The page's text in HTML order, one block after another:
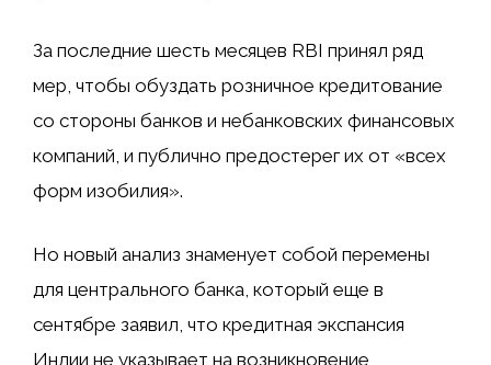
За последние шесть месяцев RBI принял ряд
мер, чтобы обуздать розничное кредитование
со стороны банков и небанковских финансовых
компаний, и публично предостерег их от «всех
форм изобилия».
Но новый анализ знаменует собой перемены
для центрального банка, который еще в
сентябре заявил, что кредитная экспансия
Индии не указывает на возникновение